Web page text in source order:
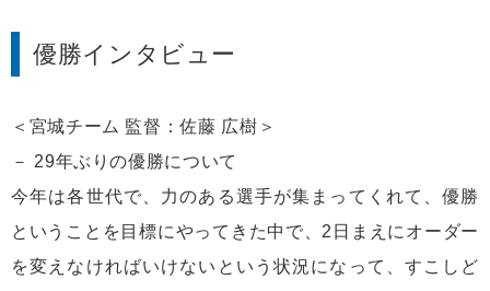
優勝インタビュー
＜宮城チーム 監督：佐藤 広樹＞
－ 29年ぶりの優勝について
今年は各世代で、力のある選手が集まってくれて、優勝
ということを目標にやってきた中で、2日まえにオーダー
を変えなければいけないという状況になって、すこしど